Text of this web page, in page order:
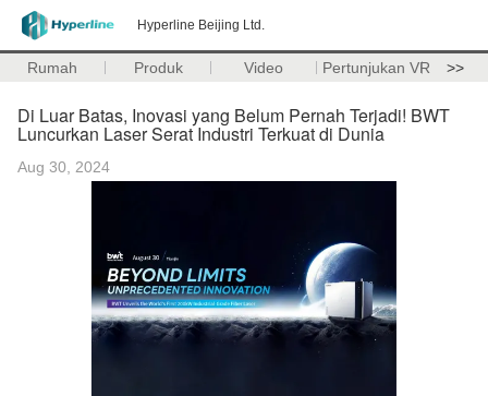
Hyperline Beijing Ltd.
Rumah Produk Video Pertunjukan VR >>
Di Luar Batas, Inovasi yang Belum Pernah Terjadi! BWT
Luncurkan Laser Serat Industri Terkuat di Dunia
Aug 30, 2024